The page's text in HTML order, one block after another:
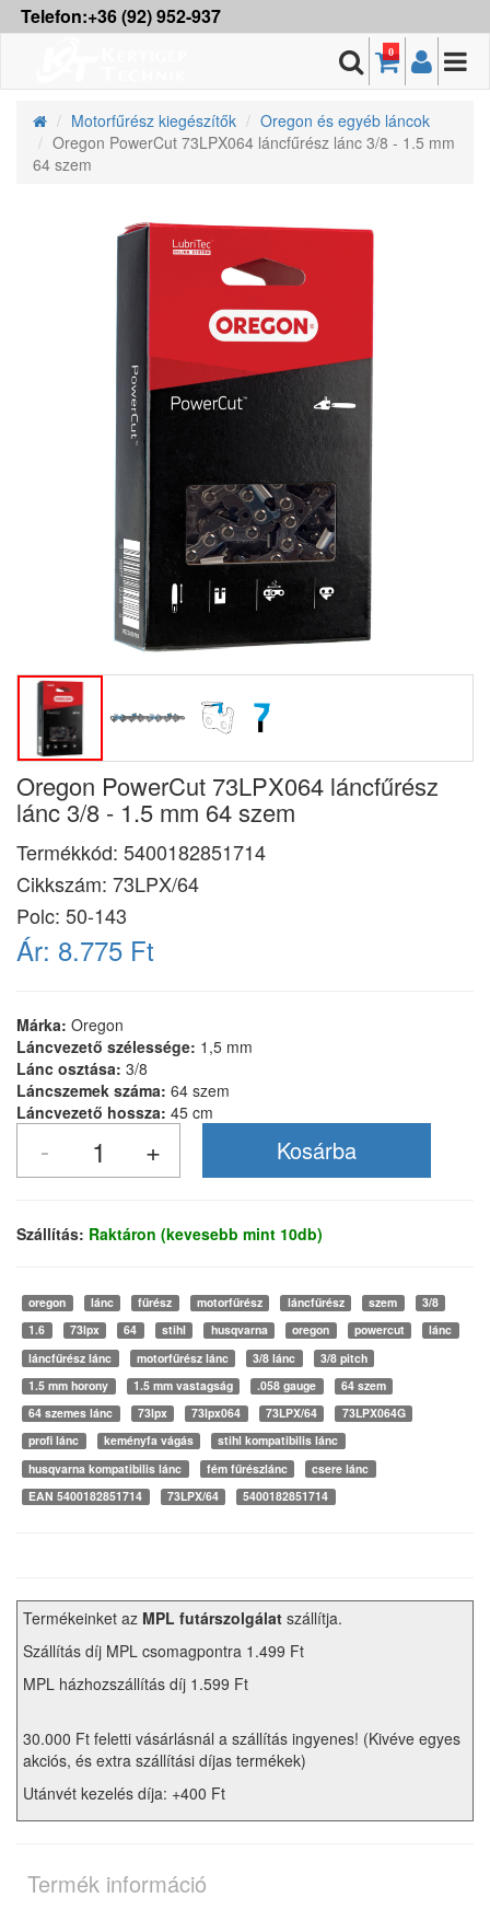
Telefon:+36 (92) 952-937
0
Motorfűrész kiegészítők
Oregon és egyéb láncok
Oregon PowerCut 73LPX064 láncfűrész lánc 3/8 - 1.5 mm
64 szem
Oregon PowerCut 73LPX064 láncfűrész
lánc 3/8 - 1.5 mm 64 szem
Termékkód: 5400182851714
Cikkszám: 73LPX/64
Polc: 50-143
Ár: 8.775 Ft
Márka: Oregon
Láncvezető szélessége: 1,5 mm
Lánc osztása: 3/8
Láncszemek száma: 64 szem
Láncvezető hossza: 45 cm
Szállítás: Raktáron (kevesebb mint 10db)
oregon lánc fűrész motorfűrész láncfűrész szem
3/8
1.6
73lpx 64 stihl husqvarna oregon powercut
lánc
láncfűrész lánc
motorfűrész lánc 3/8 lánc
3/8 pitch
1.5 mm horony
1.5 mm vastagság .058 gauge
64 szem
64 szemes lánc
73lpx 73lpx064 73LPX/64
73LPX064G
profi lánc
keményfa vágás
stihl kompatibilis lánc
husqvarna kompatibilis lánc
fém fűrészlánc
csere lánc
EAN 5400182851714
73LPX/64 5400182851714
Termékeinket az MPL futárszolgálat szállítja.
Szállítás díj MPL csomagpontra 1.499 Ft
MPL házhozszállítás díj 1.599 Ft
30.000 Ft feletti vásárlásnál a szállítás ingyenes! (Kivéve egyes
akciós, és extra szállítási díjas termékek)
Utánvét kezelés díja: +400 Ft
Termék információ